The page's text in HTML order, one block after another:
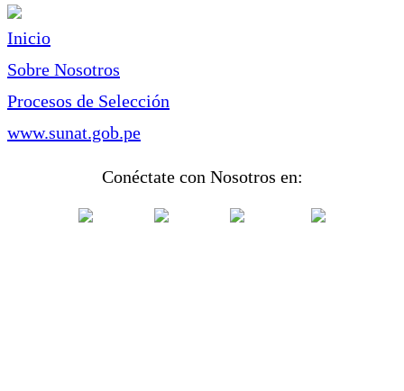
Inicio
Sobre Nosotros
Procesos de Selección
www.sunat.gob.pe
Conéctate con Nosotros en: